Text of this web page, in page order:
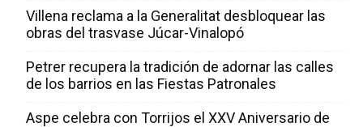
Villena reclama a la Generalitat desbloquear las
obras del trasvase Júcar-Vinalopó
Petrer recupera la tradición de adornar las calles
de los barrios en las Fiestas Patronales
Aspe celebra con Torrijos el XXV Aniversario de